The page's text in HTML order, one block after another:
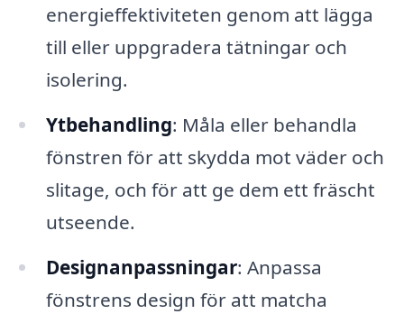
energieffektiviteten genom att lägga
till eller uppgradera tätningar och
isolering.
Ytbehandling: Måla eller behandla
fönstren för att skydda mot väder och
slitage, och för att ge dem ett fräscht
utseende.
Designanpassningar: Anpassa
fönstrens design för att matcha